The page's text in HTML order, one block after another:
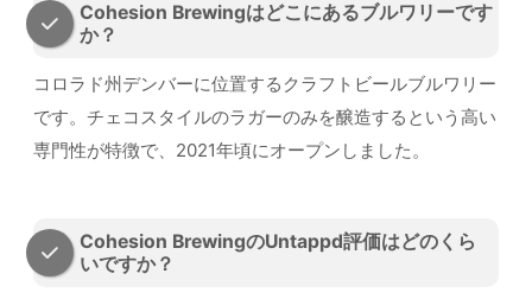
Cohesion Brewingはどこにあるブルワリーです
か？
コロラド州デンバーに位置するクラフトビールブルワリー
です。チェコスタイルのラガーのみを醸造するという高い
専門性が特徴で、2021年頃にオープンしました。
Cohesion BrewingのUntappd評価はどのくら
いですか？